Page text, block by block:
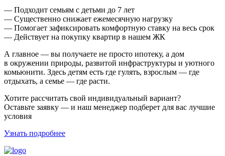
— Подходит семьям с детьми до 7 лет
— Существенно снижает ежемесячную нагрузку
— Помогает зафиксировать комфортную ставку на весь срок
— Действует на покупку квартир в нашем ЖК
А главное — вы получаете не просто ипотеку, а дом
в окружении природы, развитой инфраструктуры и уютного
комьюнити. Здесь детям есть где гулять, взрослым — где
отдыхать, а семье — где расти.
Хотите рассчитать свой индивидуальный вариант?
Оставьте заявку — и наш менеджер подберет для вас лучшие
условия
Узнать подробнее